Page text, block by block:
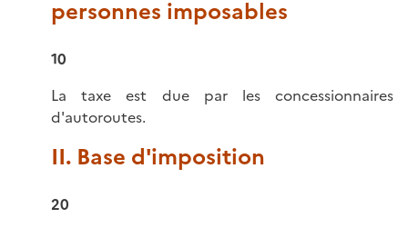
personnes imposables
10
La taxe est due par les concessionnaires
d'autoroutes.
II. Base d'imposition
20